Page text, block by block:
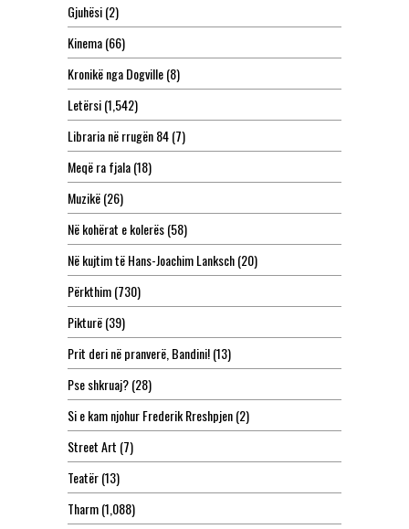
Gjuhësi(2)
Kinema(66)
Kronikë nga Dogville(8)
Letërsi(1,542)
Libraria në rrugën 84(7)
Meqë ra fjala(18)
Muzikë(26)
Në kohërat e kolerës(58)
Në kujtim të Hans-Joachim Lanksch(20)
Përkthim(730)
Pikturë(39)
Prit deri në pranverë, Bandini!(13)
Pse shkruaj?(28)
Si e kam njohur Frederik Rreshpjen(2)
Street Art (7)
Teatër(13)
Tharm(1,088)